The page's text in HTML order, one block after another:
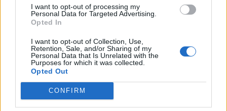
I want to opt-out of processing my
Personal Data for Targeted Advertising.
Opted In
I want to opt-out of Collection, Use,
Retention, Sale, and/or Sharing of my
Personal Data that Is Unrelated with the
Purposes for which it was collected.
Opted Out
CONFIRM
Sécurité Automobile
Catalogne lance un radar IA qui traque
téléphone et ceinture en conduisant